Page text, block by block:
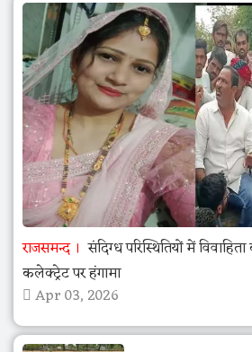
राजसमन्द
संदिग्ध परिस्थितियों में
कलेक्ट्रेट पर हंगामा
Apr 03, 2026